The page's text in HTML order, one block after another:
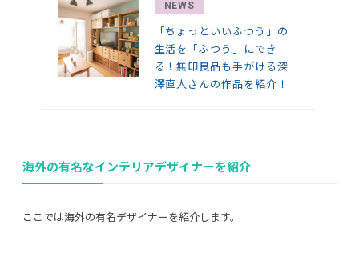
NEWS
「ちょっといいふつう」の
生活を「ふつう」にでき
る！無印良品も手がける深
澤直人さんの作品を紹介！
海外の有名なインテリアデザイナーを紹介
ここでは海外の有名デザイナーを紹介します。